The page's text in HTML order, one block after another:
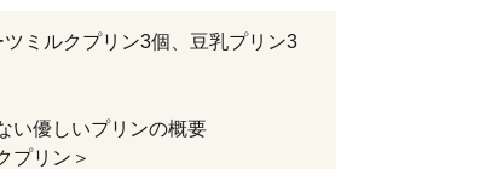
ミルクプリン3個、豆乳プリン3
い優しいプリンの概要
プリン＞